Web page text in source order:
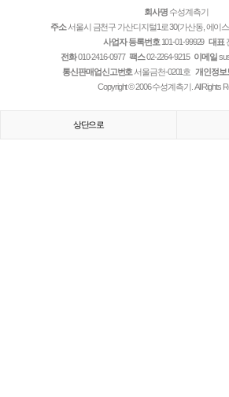
회사명 수성계측기
주소서울시 금천구 가산디지털1로 30(가산동, 에이
사업자 등록번호101-01-99929 대표
전화010-2416-0977 팩스02-2264-9215 이메일
통신판매업신고번호 서울금천-0201호 개인정보
Copyright © 2006 수성계측기. All Rights
상단으로